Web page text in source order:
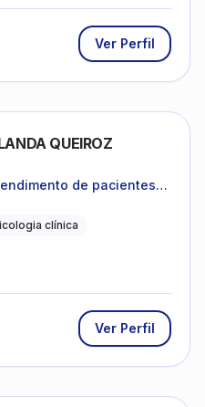
Ver Perfil
QUEIROZ
de pacientes
clínica
Ver Perfil